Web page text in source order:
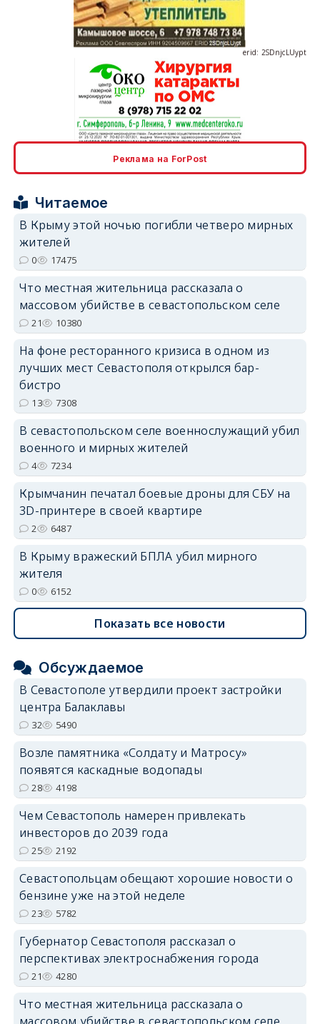
erid: 2SDnjcLUypt
erid: 2SDnjcrDNw6
erid: 2SDnjdvhGXG
Реклама на ForPost
Читаемое
В Крыму этой ночью погибли четверо мирных
жителей
0 17475
Что местная жительница рассказала о
массовом убийстве в севастопольском селе
21 10380
На фоне ресторанного кризиса в одном из
лучших мест Севастополя открылся бар-
бистро
13 7308
В севастопольском селе военнослужащий убил
военного и мирных жителей
4 7234
Крымчанин печатал боевые дроны для СБУ на
3D-принтере в своей квартире
2 6487
В Крыму вражеский БПЛА убил мирного
жителя
0 6152
Показать все новости
Обсуждаемое
В Севастополе утвердили проект застройки
центра Балаклавы
32 5490
Возле памятника «Солдату и Матросу»
появятся каскадные водопады
28 4198
Чем Севастополь намерен привлекать
инвесторов до 2039 года
25 2192
Севастопольцам обещают хорошие новости о
бензине уже на этой неделе
23 5782
Губернатор Севастополя рассказал о
перспективах электроснабжения города
21 4280
Что местная жительница рассказала о